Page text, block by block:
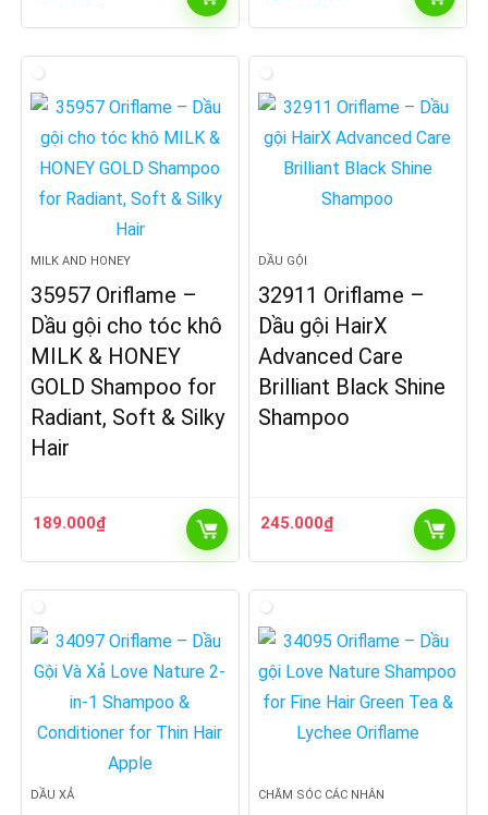
MILK AND HONEY
35957 Oriflame –
Dầu gội cho tóc khô
MILK & HONEY
GOLD Shampoo for
Radiant, Soft & Silky
Hair
189.000₫
DẦU GỘI
32911 Oriflame –
Dầu gội HairX
Advanced Care
Brilliant Black Shine
Shampoo
245.000₫
DẦU XẢ CHĂM SÓC CÁC NHÂN